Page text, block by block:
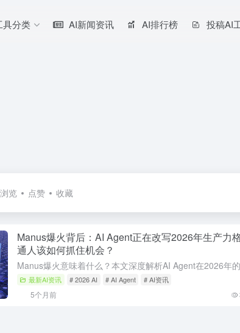
具分类 AI新闻资讯 AI排行榜 投稿AI
浏览 点赞 收藏
Manus爆火背后：AI Agent正在改写2026年生产力
通人该如何抓住机会？
最新AI资讯 # 2026 AI # AI Agent # AI资讯
5个月前